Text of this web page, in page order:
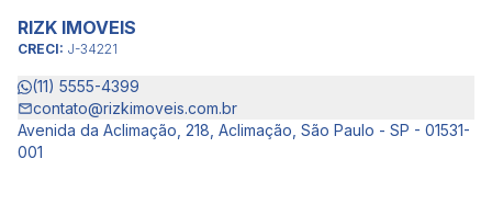
RIZK IMOVEIS
CRECI: J-34221
(11) 5555-4399
contato@rizkimoveis.com.br
Avenida da Aclimação, 218, Aclimação, São Paulo - SP - 01531-
001